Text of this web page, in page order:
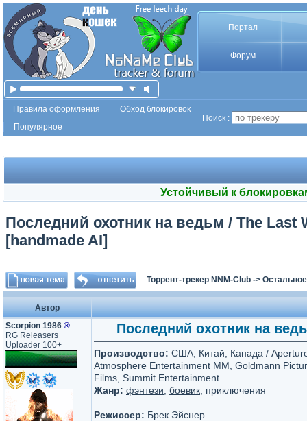
Портал
Форум
Правила оформления
Обход блокировок
Популярное
Поиск :
Устойчивый к
Последний охотник на ведьм / The Last
[handmade AI]
Торрент-трекер NNM-Club -> Остальное
Автор
Scorpion 1986 ®
RG Releasers
Uploader 100+
Последний охотник на
Производство: США, Китай, Канада /
Atmosphere Entertainment MM, Goldmann
Films, Summit Entertainment
Жанр: фэнтези боевик , приключения
Режиссер: Брек Эйснер